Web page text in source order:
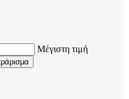
Μέγιστη τιμή